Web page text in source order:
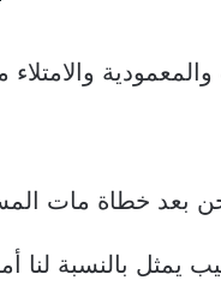
بعد خطاة مات
بالنسبة لنا